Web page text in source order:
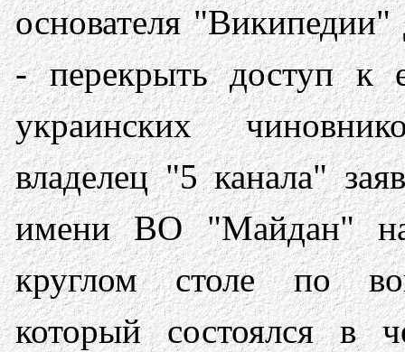
основателя
- перекрыть доступ к
украинских
владелец "5 канала"
имени ВО "Майдан" на
круглом столе по
который состоялся в